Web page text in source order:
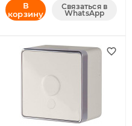
В
корзину
Связаться в
WhatsApp